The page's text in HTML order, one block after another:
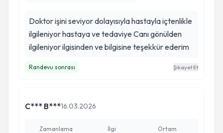
Doktor işini seviyor dolayısıyla hastayla içtenlikle
ilgileniyor hastaya ve tedaviye Canı gönülden
ilgileniyor ilgisinden ve bilgisine teşekkür ederim
Randevu sonrası Şikayet Et
C*** B***16.03.2026
Zamanlama İlgi Ortam